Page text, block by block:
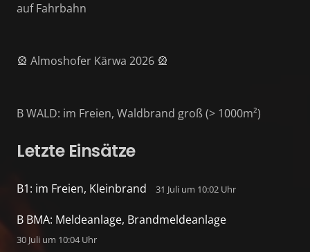
auf Fahrbahn
🎡 Almoshofer Kärwa 2026 🎡
B WALD: im Freien, Waldbrand groß (> 1000m²)
Letzte Einsätze
B1: im Freien, Kleinbrand 31 Juli um 10:02 Uhr
B BMA: Meldeanlage, Brandmeldeanlage
30 Juli um 10:04 Uhr